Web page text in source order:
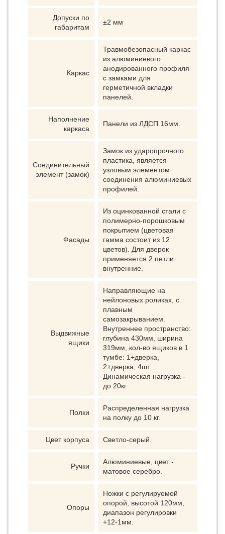
Допуски по
габаритам
±2 мм
Каркас
Травмобезопасный каркас
из алюминиевого
анодированного профиля
с замками для
герметичной вкладки
панелей.
Наполнение
каркаса
Панели из ЛДСП 16мм.
Соединительный
элемент (замок)
Замок из ударопрочного
пластика, является
узловым элементом
соединения алюминиевых
профилей.
Фасады
Из оцинкованной стали с
полимерно-порошковым
покрытием (цветовая
гамма состоит из 12
цветов). Для дверок
применяется 2 петли
внутренние.
Выдвижные
ящики
Направляющие на
нейлоновых роликах, с
плавным
самозакрыванием.
Внутреннее пространство:
глубина 430мм, ширина
319мм, кол-во ящиков в 1
тумбе: 1+дверка,
2+дверка, 4шт.
Динамическая нагрузка -
до 20кг.
Полки
Распределенная нагрузка
на полку до 10 кг.
Цвет корпуса Светло-серый.
Ручки
Алюминиевые, цвет -
матовое серебро.
Опоры
Ножки с регулируемой
опорой, высотой 120мм,
диапазон регулировки
+12-1мм.